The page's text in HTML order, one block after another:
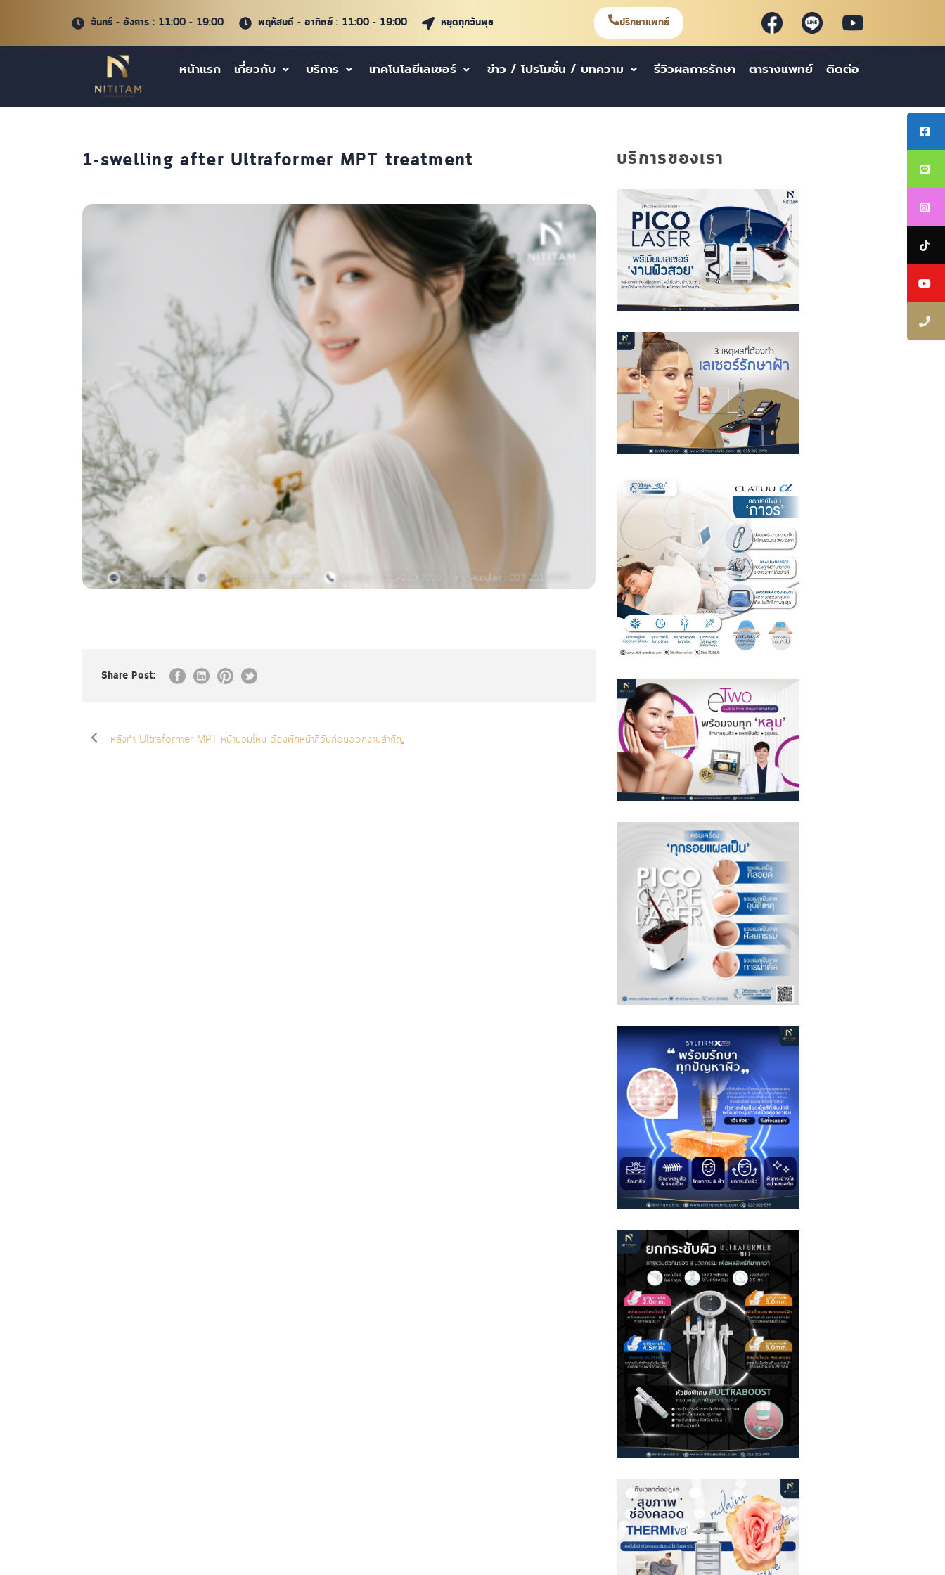
จันทร์ - อังคาร : 11:00 - 19:00 พฤหัสบดี - อาทิตย์ : 11:00 - 19:00 หยุดทุกวันพุธ ปรึกษาแพทย์
หน้าแรก เกี่ยวกับ บริการ เทคโนโลยีเลเซอร์ ข่าว / โปรโมชั่น / บทความ รีวิวผลการรักษา ตารางแพทย์ ติดต่อ
1-swelling after Ultraformer MPT treatment
Share Post:
หลังทำ Ultraformer MPT หน้าบวมไหม ต้องพักหน้ากี่วันก่อนออกงานสำคัญ
บริการของเรา